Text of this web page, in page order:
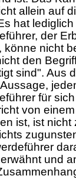
allein auf
hat
der
könne nicht
den
sind". Aus
für
von
ist, ist nicht
und